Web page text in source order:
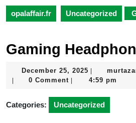
opalaffair.fr Uncategorized
Gaming
December 25, 2025 December
25,
murtazaneon2001@gmail.com
0 Comment 4:59 pm
Categories: Uncategorized